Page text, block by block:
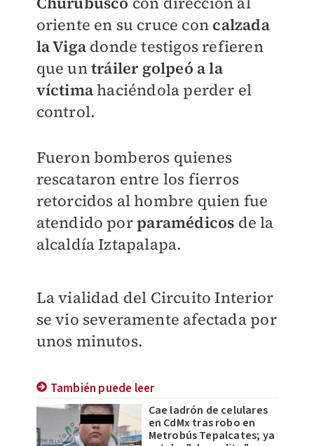
oriente en su cruce con calzada
la Vigadonde testigos refieren
que untráiler golpeó a la
víctimahaciéndola perder el
control.
Fueron bomberos quienes
rescataron entre los fierros
retorcidos al hombre quien fue
atendido porparamédicos de la
alcaldía Iztapalapa.
La vialidad del Circuito Interior
se vio severamente afectada por
unos minutos.
También puede leer
Cae ladrón de celulares
en CdMx tras robo en
Metrobús Tepalcates; ya